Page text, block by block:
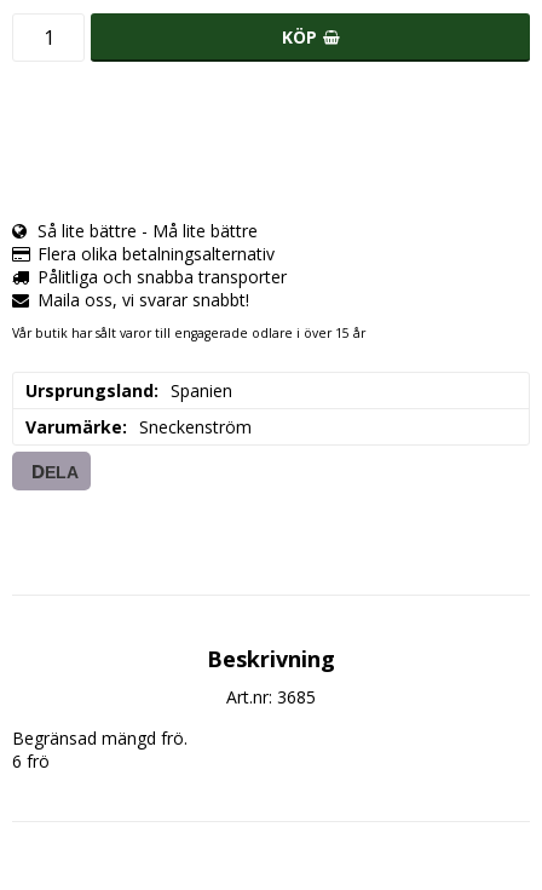
KÖP
Så lite bättre - Må lite bättre
Flera olika betalningsalternativ
Pålitliga och snabba transporter
Maila oss, vi svarar snabbt!
Vår butik har sålt varor till engagerade odlare i över 15 år
Ursprungsland
Spanien
Varumärke
Sneckenström
DELA
Beskrivning
Art.nr: 3685
Begränsad mängd frö.